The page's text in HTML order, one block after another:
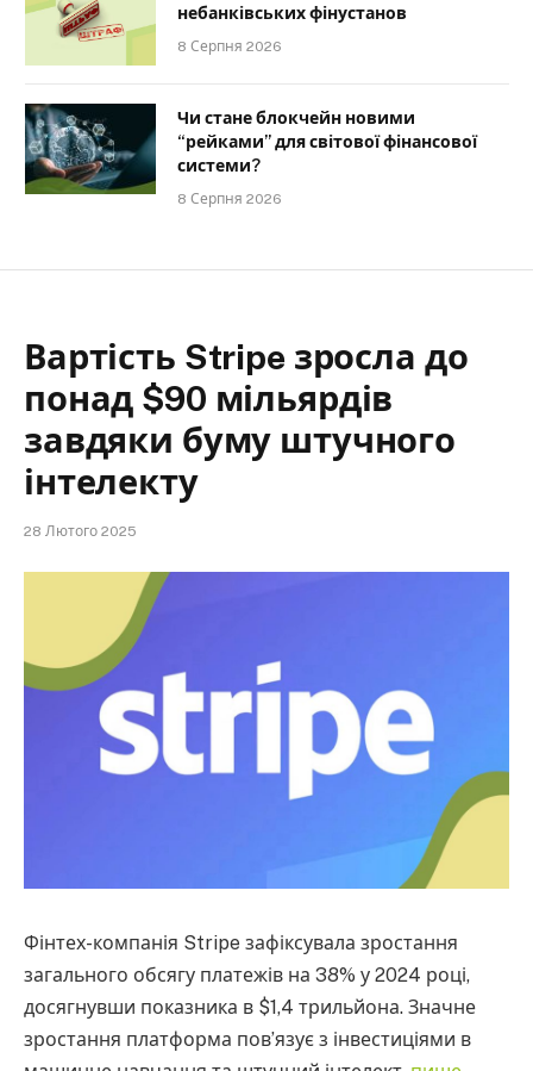
небанківських фінустанов
8 Серпня 2026
Чи стане блокчейн новими
“рейками” для світової фінансової
системи?
8 Серпня 2026
Вартість Stripe зросла до
понад $90 мільярдів
завдяки буму штучного
інтелекту
28 Лютого 2025
Фінтех-компанія Stripe зафіксувала зростання
загального обсягу платежів на 38% у 2024 році,
досягнувши показника в $1,4 трильйона. Значне
зростання платформа пов’язує з інвестиціями в